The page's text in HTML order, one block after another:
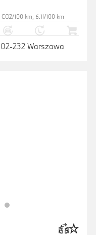
100 km, 6.1l/100 km
232 Warszawa